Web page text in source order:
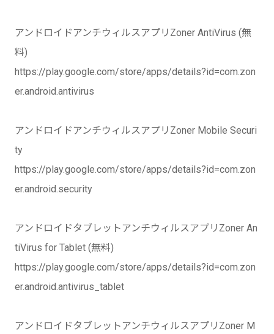
アンドロイドアンチウィルスアプリZoner AntiVirus (無
料)
https://play.google.com/store/apps/details?id=com.zon
er.android.antivirus
アンドロイドアンチウィルスアプリZoner Mobile Securi
ty
https://play.google.com/store/apps/details?id=com.zon
er.android.security
アンドロイドタブレットアンチウィルスアプリZoner An
tiVirus for Tablet (無料)
https://play.google.com/store/apps/details?id=com.zon
er.android.antivirus_tablet
アンドロイドタブレットアンチウィルスアプリZoner M